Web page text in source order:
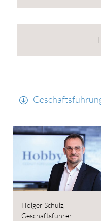
Holger Schulz,
Geschäftsführer